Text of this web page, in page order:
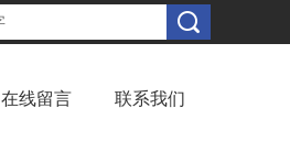
在线留言 联系我们